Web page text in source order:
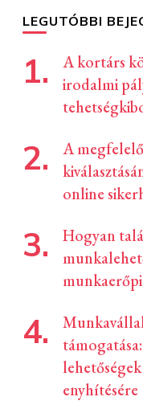
LEGUTÓBBI
A kortárs
irodalmi
A
online
Hogyan
enyhítésére